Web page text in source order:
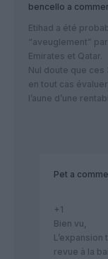
bencello a
Etihad a été
“aveuglement”
Emirates et Qatar.
Nul doute que ces
en tout cas
l’aune d’une
Pet a
+1
Bien vu,
revue à la